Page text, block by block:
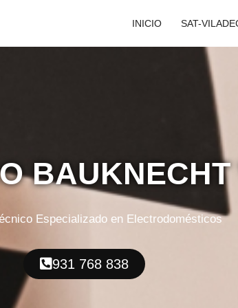
INICIO SAT-
Especializado en Electrodomésticos
931 768 838